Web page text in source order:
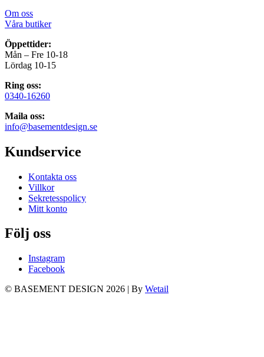
Om oss
Våra butiker
Öppettider:
Mån – Fre 10-18
Lördag 10-15
Ring oss:
0340-16260
Maila oss:
info@basementdesign.se
Kundservice
Kontakta oss
Villkor
Sekretesspolicy
Mitt konto
Följ oss
Instagram
Facebook
© BASEMENT DESIGN 2026 | By Wetail